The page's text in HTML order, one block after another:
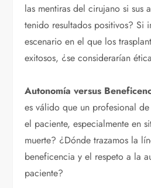
las mentiras del cirujano si sus
tenido resultados positivos? Si
escenario en el que los
exitosos, ¿se considerarían
Autonomía versus
es válido que un profesional
el paciente, especialmente en
muerte? ¿Dónde trazamos la
beneficencia y el respeto a la
paciente?